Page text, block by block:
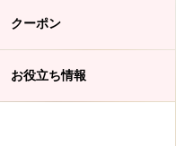
クーポン
お役立ち情報